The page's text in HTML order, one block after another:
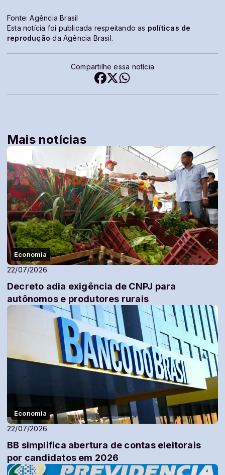
Fonte: Agência Brasil
Esta notícia foi publicada respeitando as políticas de
reprodução da Agência Brasil.
Compartilhe essa notícia
Mais notícias
Economia
22/07/2026
Decreto adia exigência de CNPJ para
autônomos e produtores rurais
Economia
22/07/2026
BB simplifica abertura de contas eleitorais
por candidatos em 2026